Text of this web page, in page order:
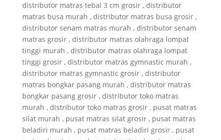
distributor matras tebal 3 cm grosir , distributor
matras busa murah , distributor matras busa grosir ,
distributor senam matras murah , distributor senam
matras grosir , distributor matras olahraga lompat
tinggi murah , distributor matras olahraga lompat
tinggi grosir , distributor matras gymnastic murah ,
distributor matras gymnastic grosir , distributor
matras bongkar pasang murah , distributor matras
bongkar pasang grosir , distributor toko matras
murah , distributor toko matras grosir , pusat matras
silat murah , pusat matras silat grosir , pusat matras
beladiri murah , pusat matras beladiri grosir , pusat